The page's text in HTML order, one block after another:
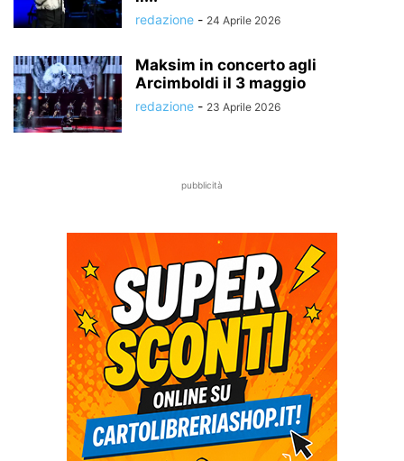
redazione - 24 Aprile 2026
Maksim in concerto agli
Arcimboldi il 3 maggio
redazione - 23 Aprile 2026
pubblicità